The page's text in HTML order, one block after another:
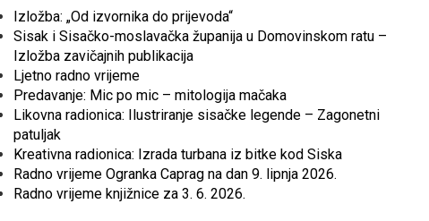
Izložba: „Od izvornika do prijevoda“
Sisak i Sisačko-moslavačka županija u Domovinskom ratu –
Izložba zavičajnih publikacija
Ljetno radno vrijeme
Predavanje: Mic po mic – mitologija mačaka
Likovna radionica: Ilustriranje sisačke legende – Zagonetni
patuljak
Kreativna radionica: Izrada turbana iz bitke kod Siska
Radno vrijeme Ogranka Caprag na dan 9. lipnja 2026.
Radno vrijeme knjižnice za 3. 6. 2026.